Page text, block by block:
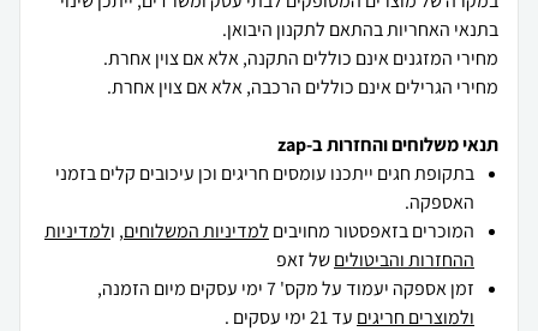
מחירי הגרילים אינם כוללים הרכבה, אלא אם צוין אחרת.
תנאי משלוחים והחזרות ב-zap
בתקופת חגים ייתכנו עומסים חריגים וכן עיכובים קלים בזמני
האספקה.
המוכרים בזאפסטור מחויבים למדיניות המשלוחים, ולמדיניות
ההחזרות והביטוליםשל זאפ
זמן אספקה יעמוד על מקס' 7 ימי עסקים מיום הזמנה,
ולמוצרים חריגים עד 21 ימי עסקים .